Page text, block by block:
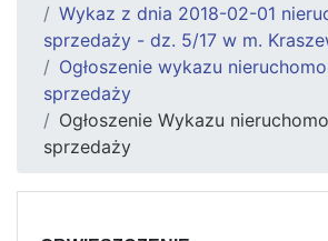
Wykaz z dnia 2018-02-01
sprzedaży - dz. 5/17 w m.
Ogłoszenie wykazu
sprzedaży
Ogłoszenie Wykazu
sprzedaży